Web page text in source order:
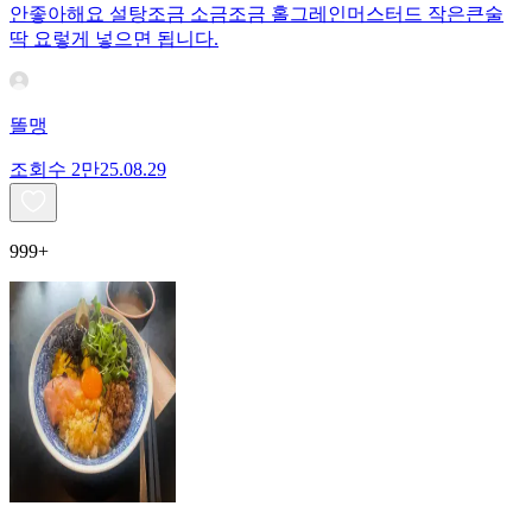
안좋아해요 설탕조금 소금조금 홀그레인머스터드 작은큰술
딱 요렇게 넣으면 됩니다.
똘맹
조회수 2만25.08.29
999+